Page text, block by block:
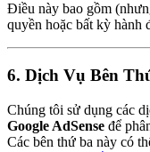
Điều này bao gồm
quyền hoặc bất kỳ hành
6. Dịch Vụ Bên
Chúng tôi sử dụng các
Google AdSense để
Các bên thứ ba này có